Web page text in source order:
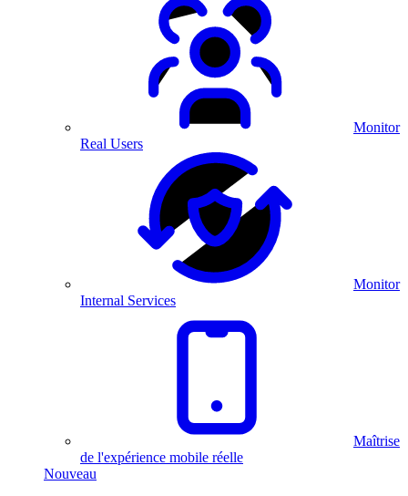
Monitor
Real Users
Monitor
Internal Services
Maîtrise
de l'expérience mobile réelle
Nouveau